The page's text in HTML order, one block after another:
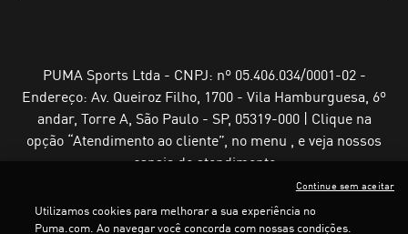
PUMA Sports Ltda - CNPJ: nº 05.406.034/0001-02 -
Endereço: Av. Queiroz Filho, 1700 - Vila Hamburguesa, 6º
andar, Torre A, São Paulo - SP, 05319-000 | Clique na
opção “Atendimento ao cliente”, no menu , e veja nossos
canais de atendimento
Utilizamos cookies para melhorar a sua experiência no
Puma.com. Ao navegar você concorda com nossas condições.
Continue sem aceitar